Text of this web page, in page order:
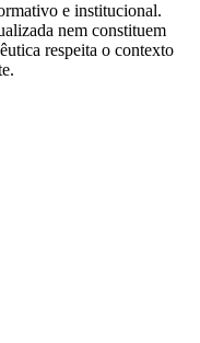
e institucional.
nem constituem
respeita o contexto